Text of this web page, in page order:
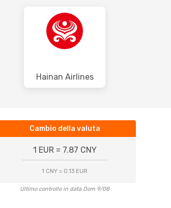
Hainan Airlines
Cambio della valuta
1 EUR = 7.87 CNY
1 CNY = 0.13 EUR
Ultimo controllo in data Dom 9/08